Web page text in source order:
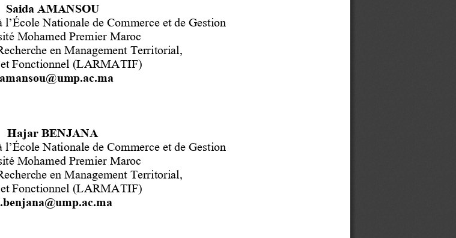
Saida AMANSOU
l’École Nationale de Commerce et de Gestion
Mohamed Premier Maroc
en Management Territorial,
Fonctionnel (LARMATIF)
Hajar BENJANA
l’École Nationale de Commerce et de Gestion
Mohamed Premier Maroc
en Management Territorial,
Fonctionnel (LARMATIF)